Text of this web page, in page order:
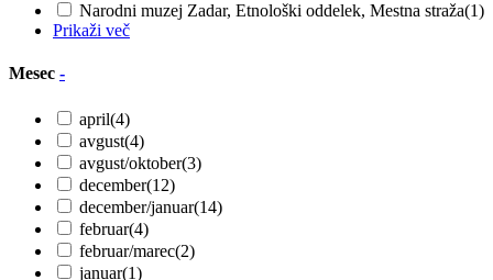
Narodni muzej Zadar, Etnološki oddelek, Mestna straža(1)
Prikaži več
Mesec -
april(4)
avgust(4)
avgust/oktober(3)
december(12)
december/januar(14)
februar(4)
februar/marec(2)
januar(1)